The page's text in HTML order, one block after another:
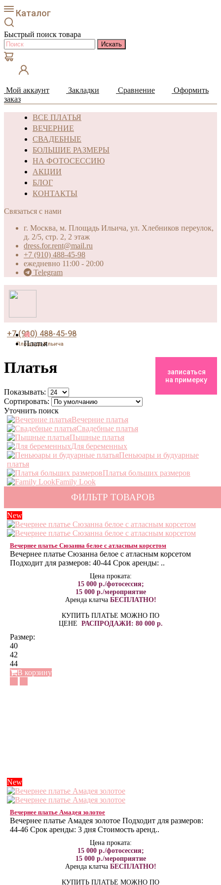
Каталог
Быстрый поиск товара
Мой аккаунт Закладки Сравнение
Оформить
заказ
ВСЕ ПЛАТЬЯ
ВЕЧЕРНИЕ
СВАДЕБНЫЕ
БОЛЬШИЕ РАЗМЕРЫ
НА ФОТОСЕССИЮ
АКЦИИ
БЛОГ
КОНТАКТЫ
Связаться с нами
г. Москва, м. Площадь Ильича, ул. Хлебников переулок,
д. 2/5, стр. 2, 2 этаж
dress.for.rent@mail.ru
+7 (910) 488-45-98
ежедневно 11:00 - 20:00
Telegram
+7 (910) 488-45-98
Площадь Ильича
записаться
на примерку
Платья
Платья
Показывать:
Сортировать:
Уточнить поиск
Вечерние платья
Свадебные платья
Пышные платья
Для беременных
Пеньюары и будуарные
платья
Платья больших размеров
Family Look
ФИЛЬТР ТОВАРОВ
New
Вечернее платье Сюзанна белое с атласным корсетом
Вечернее платье Сюзанна белое с атласным корсетом
Подходит для размеров: 40-44 Срок аренды: ..
Цена проката:
15 000 р./фотосессия;
15 000 р./мероприятие
Аренда клатча БЕСПЛАТНО!
КУПИТЬ ПЛАТЬЕ МОЖНО ПО
ЦЕНЕ РАСПРОДАЖИ: 80 000 р.
Размер:
40
42
44
В корзину
New
Вечернее платье Амадея золотое
Вечернее платье Амадея золотое Подходит для размеров:
44-46 Срок аренды: 3 дня Стоимость аренд..
Цена проката:
15 000 р./фотосессия;
15 000 р./мероприятие
Аренда клатча БЕСПЛАТНО!
КУПИТЬ ПЛАТЬЕ МОЖНО ПО